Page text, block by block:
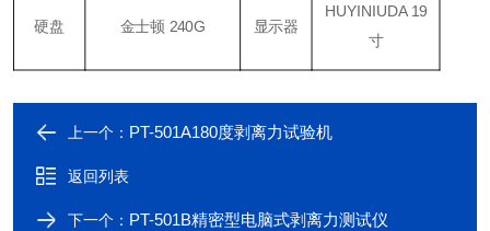
硬盘 金士顿 240G 显示器
HUYINIUDA 19
寸
上一个： PT-501A180度剥离力试验机
返回列表
下一个： PT-501B精密型电脑式剥离力测试仪